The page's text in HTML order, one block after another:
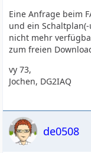
Eine Anfrage beim
und ein
nicht mehr
zum freien
vy 73,
Jochen, DG2IAQ
de0508